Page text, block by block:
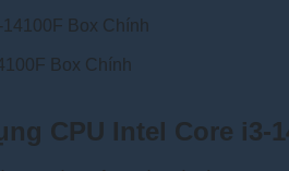
Box Chính
CPU Intel Core i3-